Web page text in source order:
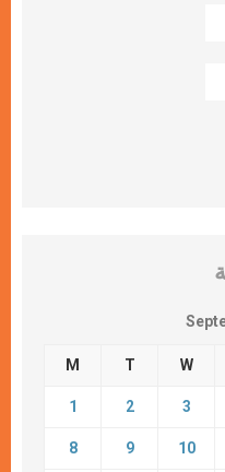
M T W
1 2 3
8 9 10